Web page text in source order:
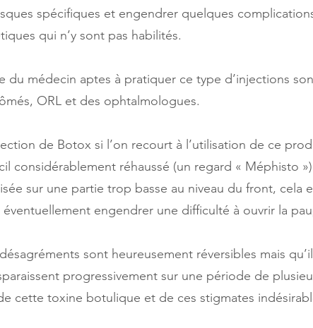
spécifiques et engendrer quelques
qui n’y sont pas habilités.
du médecin aptes à pratiquer ce type d’injections
ORL et des ophtalmologues.
de Botox si l’on recourt à l’utilisation de ce
considérablement réhaussé (un regard « Méphisto »)
sur une partie trop basse au niveau du front,
engendrer une difficulté à ouvrir la
sont heureusement réversibles mais
progressivement sur une période de
cette toxine botulique et de ces stigmates